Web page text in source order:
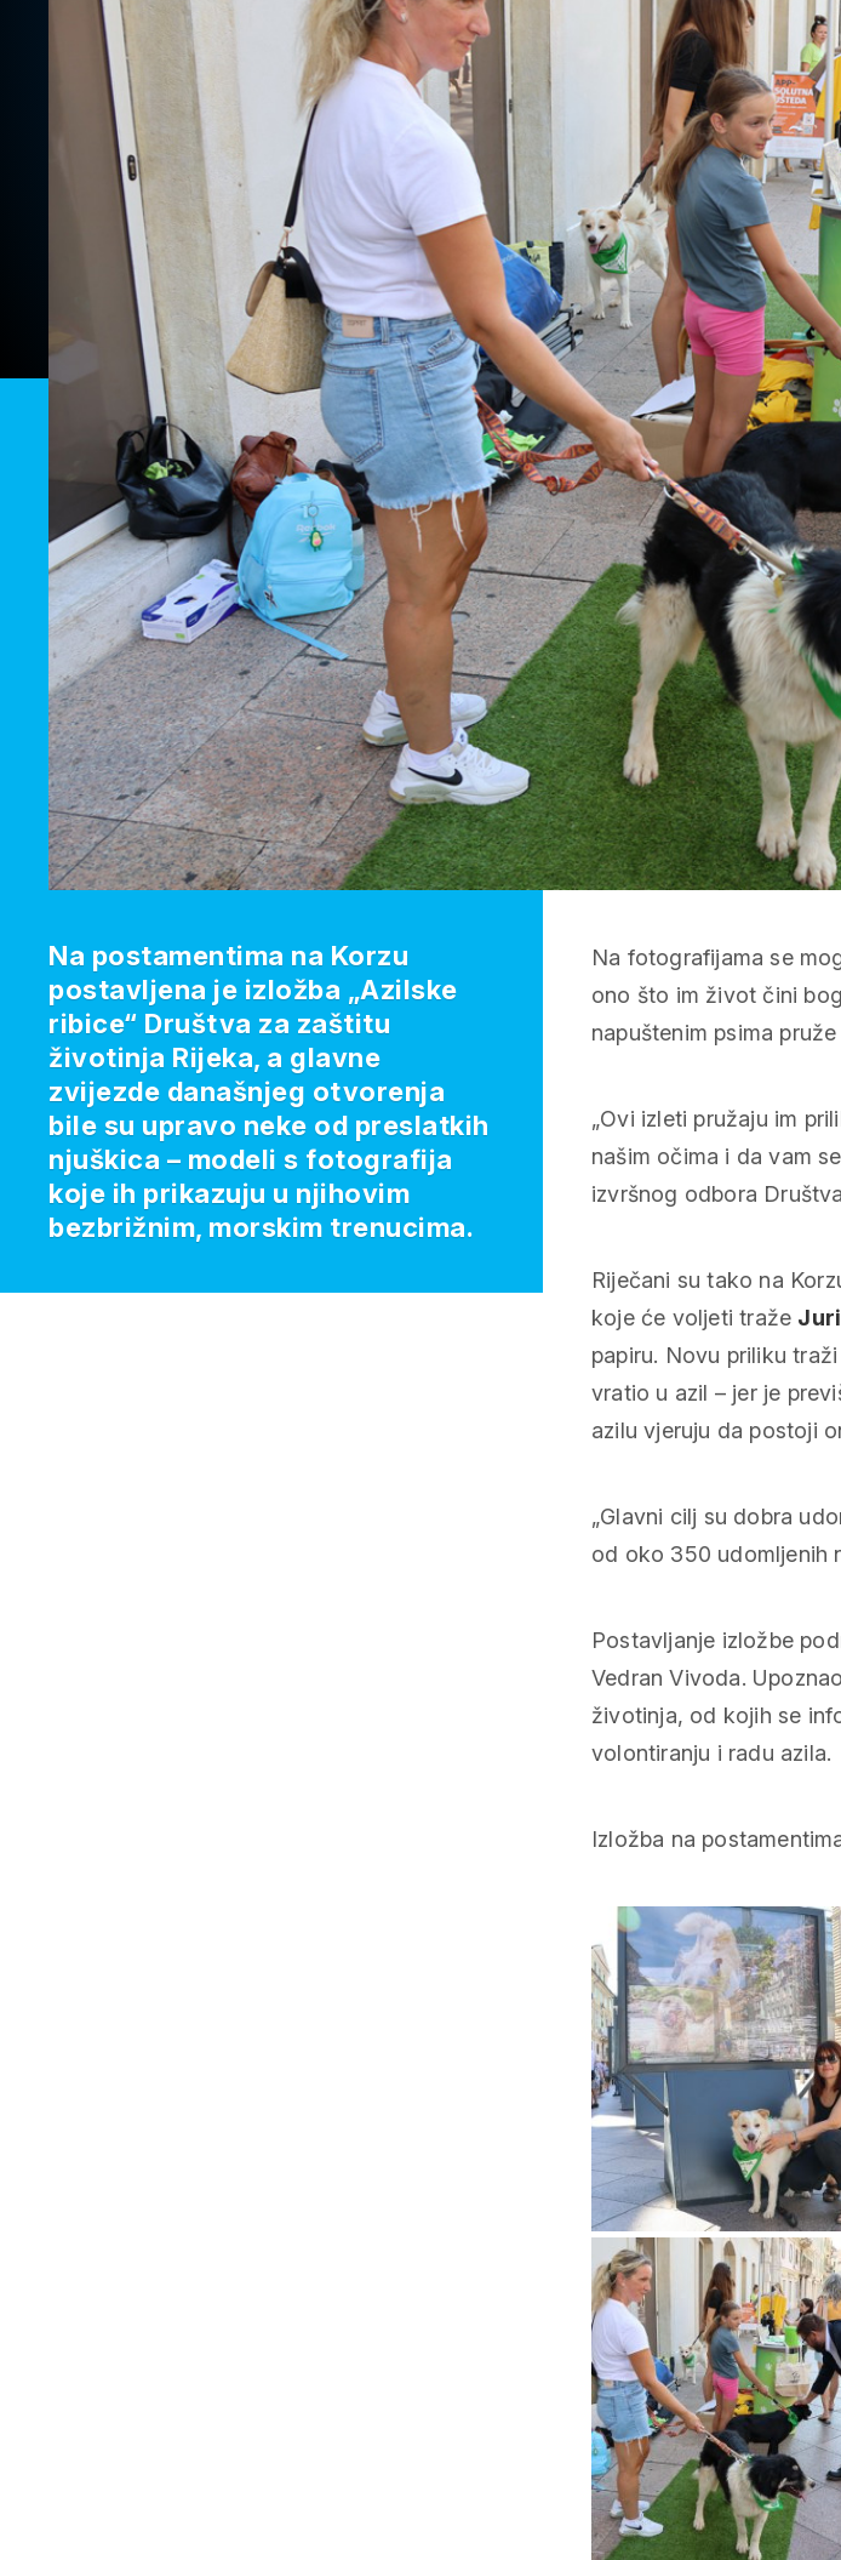
Na fotografijama se
ono što im život čini
napuštenim psima
„Ovi izleti pružaju im
našim očima i da vam
izvršnog odbora
Riječani su tako na
koje će voljeti traže
papiru. Novu priliku traži
vratio u azil – jer je
azilu vjeruju da postoji
„Glavni cilj su dobra
od oko 350 udomljenih
Postavljanje izložbe
Vedran Vivoda.
životinja, od kojih se
volontiranju i radu azila.
Izložba na
Na postamentima na Korzu
postavljena je izložba „Azilske
ribice“ Društva za zaštitu
životinja Rijeka, a glavne
zvijezde današnjeg otvorenja
bile su upravo neke od preslatkih
njuškica – modeli s fotografija
koje ih prikazuju u njihovim
bezbrižnim, morskim trenucima.